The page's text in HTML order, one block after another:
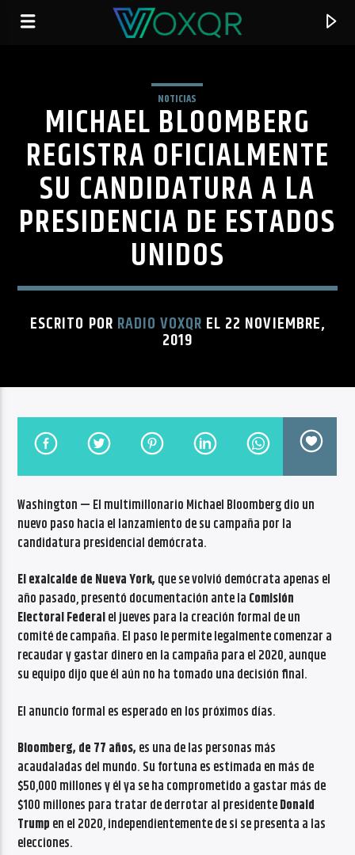
RADIO VOXQR
VOXQR
NO TITLES AVAILABLE
Radio VoxQR
NOTICIAS
MICHAEL BLOOMBERG
REGISTRA OFICIALMENTE
SU CANDIDATURA A LA
PRESIDENCIA DE ESTADOS
UNIDOS
ESCRITO POR RADIO VOXQR EL 22 NOVIEMBRE,
2019
Washington — El multimillonario Michael Bloomberg dio un
nuevo paso hacia el lanzamiento de su campaña por la
candidatura presidencial demócrata.
El exalcalde de Nueva York, que se volvió demócrata apenas el
año pasado, presentó documentación ante la Comisión
Electoral Federalel jueves para la creación formal de un
comité de campaña. El paso le permite legalmente comenzar a
recaudar y gastar dinero en la campaña para el 2020, aunque
su equipo dijo que él aún no ha tomado una decisión final.
El anuncio formal es esperado en los próximos días.
Bloomberg, de 77 años, es una de las personas más
acaudaladas del mundo. Su fortuna es estimada en más de
$50,000 millones y él ya se ha comprometido a gastar más de
$100 millones para tratar de derrotar al presidenteDonald
Trump en el 2020, independientemente de si se presenta a las
elecciones.